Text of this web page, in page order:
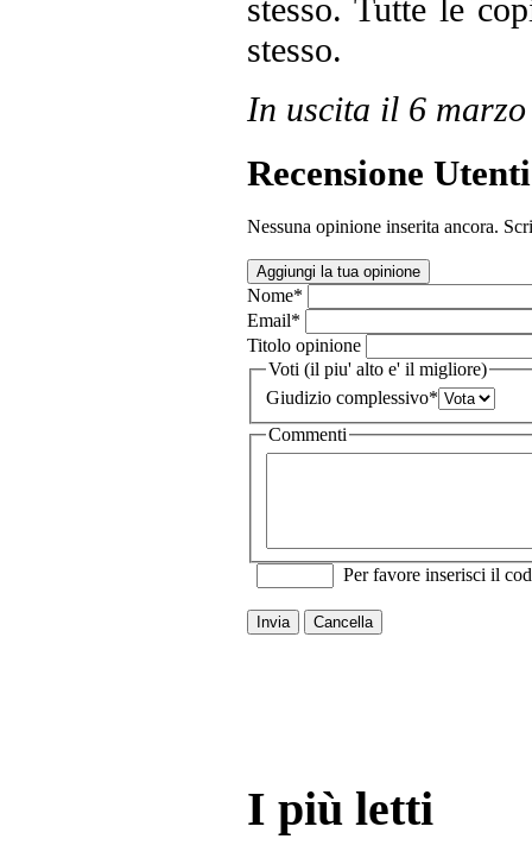
stesso. Tutte le
stesso.
In uscita il 6
Recensione Utenti
Nessuna opinione inserita ancora.
Aggiungi la tua opinione
Nome*
Email*
Titolo opinione
Voti (il piu' alto e' il migliore)
Giudizio complessivo*
Commenti
Per favore inserisci il
Invia Cancella
I più letti